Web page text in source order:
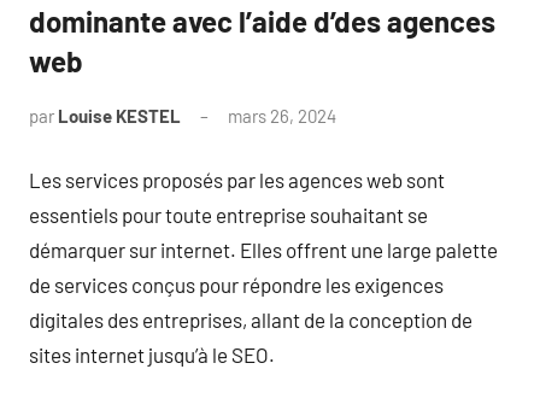
dominante avec l’aide d’des agences
web
par Louise KESTEL mars 26, 2024
Les services proposés par les agences web sont
essentiels pour toute entreprise souhaitant se
démarquer sur internet. Elles offrent une large palette
de services conçus pour répondre les exigences
digitales des entreprises, allant de la conception de
sites internet jusqu’à le SEO.